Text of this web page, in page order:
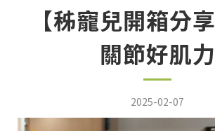
【秭寵兒開箱分
關節好肌力
2025-02-07